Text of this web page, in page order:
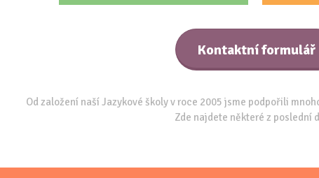
Kontaktní formulář
Od založení naší Jazykové školy v roce 2005 jsme podpořili
Zde najdete některé z poslední